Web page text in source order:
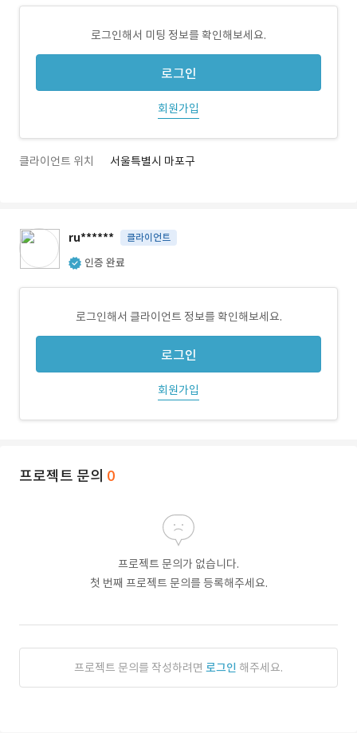
로그인해서 미팅 정보를 확인해보세요.
로그인
회원가입
클라이언트 위치 서울특별시 마포구
ru****** 클라이언트
인증 완료
로그인해서 클라이언트 정보를 확인해보세요.
로그인
회원가입
프로젝트 문의 0
프로젝트 문의가 없습니다.
첫 번째 프로젝트 문의를 등록해주세요.
프로젝트 문의를 작성하려면 로그인 해주세요.